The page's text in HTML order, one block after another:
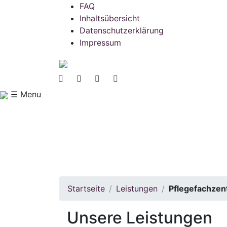
FAQ
Inhaltsübersicht
Datenschutzerklärung
Impressum
☰ Menu
Startseite Leistungen
Unsere Leistungen